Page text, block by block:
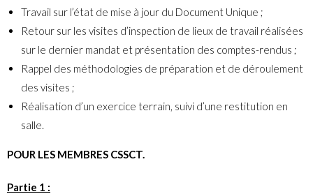
Travail sur l’état de mise à jour du Document Unique ;
Retour sur les visites d’inspection de lieux de travail réalisées
sur le dernier mandat et présentation des comptes-rendus ;
Rappel des méthodologies de préparation et de déroulement
des visites ;
Réalisation d’un exercice terrain, suivi d’une restitution en
salle.
POUR LES MEMBRES CSSCT.
Partie 1 :